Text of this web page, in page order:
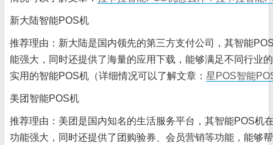
新大陆智能POS机
推荐理由：新大陆是国内领先的第三方支付公司，其智能
能强大，同时还提供了海量的应用下载，能够满足不同行业
实用的智能POS机（详细情况可以了解文章： 星POS智能
美团智能POS机
推荐理由：美团是国内知名的生活服务平台，其智能POS机
功能强大，同时还提供了团购验券、会员营销等功能，能够